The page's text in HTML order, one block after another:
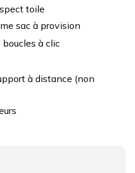
toile
sac à provision
à clic
à distance (non